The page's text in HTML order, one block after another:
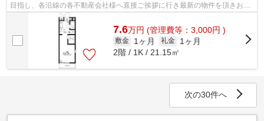
目指し、各沿線の各不動産会社様へ直接ご挨拶に行き最新の物件を頂きお客
様へ提供しております！最新の情報は...
7.6万円 (管理費等：3,000円 )
敷金 1ヶ月 礼金
1ヶ月
2階 / 1K / 21.15㎡
次の30件へ